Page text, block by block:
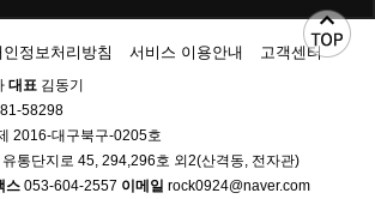
인정보처리방침 서비스 이용안내 고객센터
대표 김동기
58298
2016-대구북구-0205호
통단지로 45, 294,296호 외2(산격동, 전자관)
스 053-604-2557 이메일 rock0924@naver.com